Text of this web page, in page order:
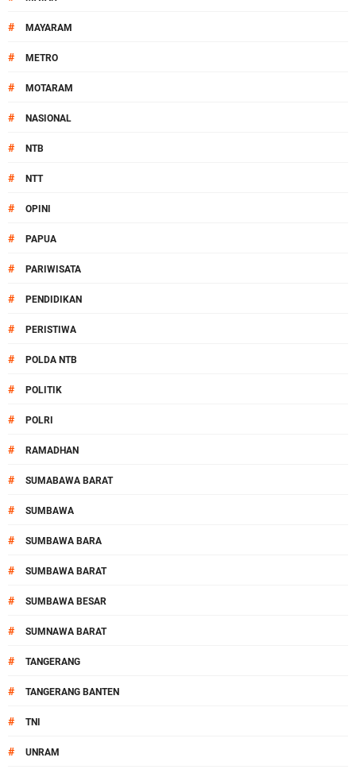
# MAYARAM
# METRO
# MOTARAM
# NASIONAL
# NTB
# NTT
# OPINI
# PAPUA
# PARIWISATA
# PENDIDIKAN
# PERISTIWA
# POLDA NTB
# POLITIK
# POLRI
# RAMADHAN
# SUMABAWA BARAT
# SUMBAWA
# SUMBAWA BARA
# SUMBAWA BARAT
# SUMBAWA BESAR
# SUMNAWA BARAT
# TANGERANG
# TANGERANG BANTEN
# TNI
# UNRAM